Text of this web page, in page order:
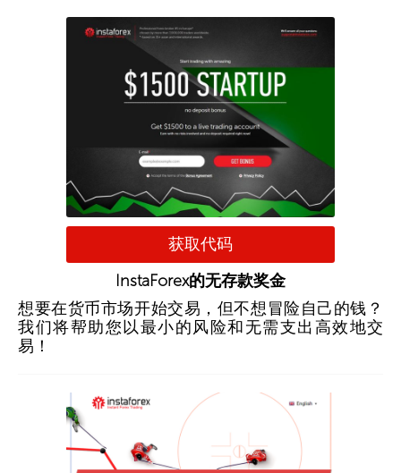
获取代码
InstaForex的无存款奖金
想要在货币市场开始交易，但不想冒险自己的钱？
我们将帮助您以最小的风险和无需支出高效地交
易！